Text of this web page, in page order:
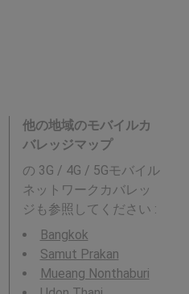
他の地域のモバイルカ
バレッジマップ
の 3G / 4G / 5Gモバイル
ネットワークカバレッ
ジも参照してください :
Bangkok
Samut Prakan
Mueang Nonthaburi